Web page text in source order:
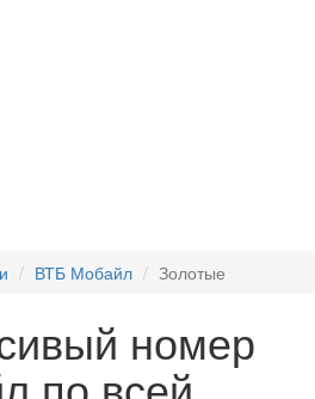
ВТБ Мобайл Золотые
номер